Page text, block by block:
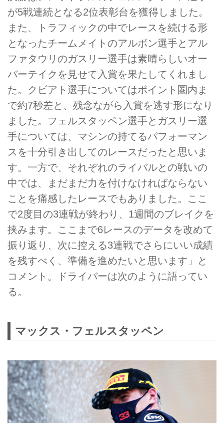
が5戦連続となる2位表彰台を獲得しました。
また、トラフィックの中でレースを続ける形
となったチームメイトのアルボン選手とアル
ファタウリのガスリー選手は素晴らしいオー
バーテイクを見せて入賞を果たしてくれまし
た。クビアト選手についてはポイント圏内ま
で約7秒差と、残念ながら入賞を逃す形になり
ました。フェルスタッペン選手とガスリー選
手については、マシンの持てるパフォーマン
スを十分引き出してのレースだったと思いま
す。一方で、それぞれのライバルとの戦いの
中では、まだまだ力を付けなければならない
ことを痛感したレースでもありました。ここ
で2度目の3連戦が終わり、1週間のブレイクを
挟みます。ここまで6レースのデータを改めて
振り返り、次に控える3連戦でさらにいい成績
を残すべく、準備を進めたいと思います」と
コメント。ドライバーは次のように語ってい
る。
マックス・フェルスタッペン